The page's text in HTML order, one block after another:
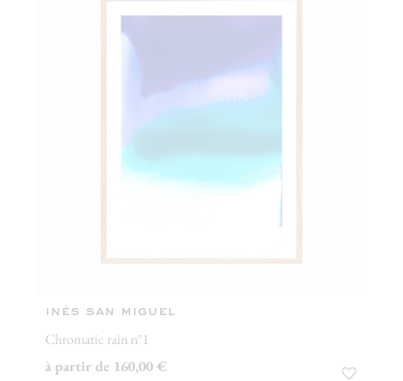
inés san miguel
Chromatic rain n°1
à partir de 160,00 €